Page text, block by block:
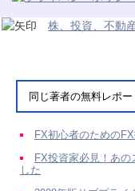
株、投資、不動
同じ著者の無料レポー
FX初心者のための
FX投資家必見！あ
した